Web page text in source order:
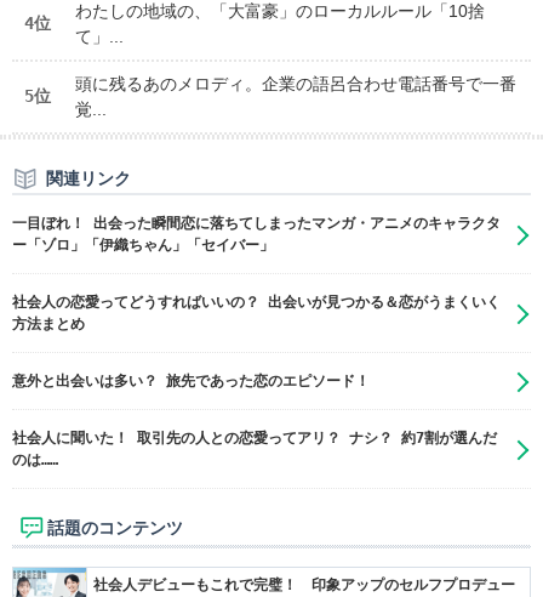
4位
わたしの地域の、「大富豪」のローカルルール「10捨
て」...
5位
頭に残るあのメロディ。企業の語呂合わせ電話番号で一番
覚...
関連リンク
一目ぼれ！ 出会った瞬間恋に落ちてしまったマンガ・アニメのキャラクタ
ー「ゾロ」「伊織ちゃん」「セイバー」
社会人の恋愛ってどうすればいいの？ 出会いが見つかる＆恋がうまくいく
方法まとめ
意外と出会いは多い？ 旅先であった恋のエピソード！
社会人に聞いた！ 取引先の人との恋愛ってアリ？ ナシ？ 約7割が選んだ
のは……
話題のコンテンツ
社会人デビューもこれで完璧！ 印象アップのセルフプロデュー